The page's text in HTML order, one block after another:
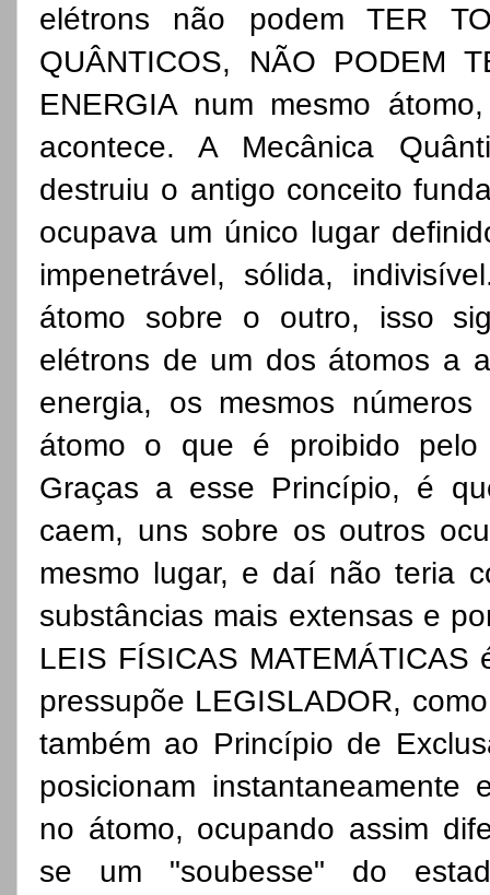
elétrons não podem TER
QUÂNTICOS, NÃO PODEM
ENERGIA num mesmo
acontece. A Mecânica
destruiu o antigo conceito
ocupava um único lugar
impenetrável, sólida,
átomo sobre o outro, isso
elétrons de um dos átomos a
energia, os mesmos
átomo o que é proibido
Graças a esse Princípio, é
caem, uns sobre os outros
mesmo lugar, e daí não teria
substâncias mais extensas e
LEIS FÍSICAS
pressupõe LEGISLADOR,
também ao Princípio de
posicionam
no átomo, ocupando assim
se um "soubesse" do